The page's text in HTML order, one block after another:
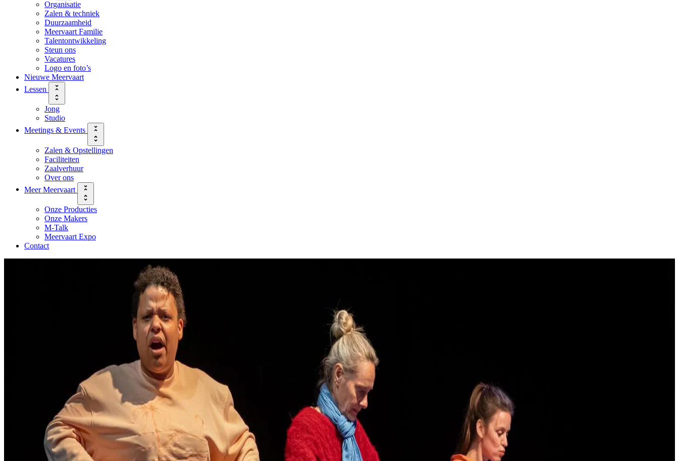
Organisatie
Zalen & techniek
Duurzaamheid
Meervaart Familie
Talentontwikkeling
Steun ons
Vacatures
Logo en foto’s
Nieuwe Meervaart
Lessen
Jong
Studio
Meetings & Events
Zalen & Opstellingen
Faciliteiten
Zaalverhuur
Over ons
Meer Meervaart
Onze Producties
Onze Makers
M-Talk
Meervaart Expo
Contact